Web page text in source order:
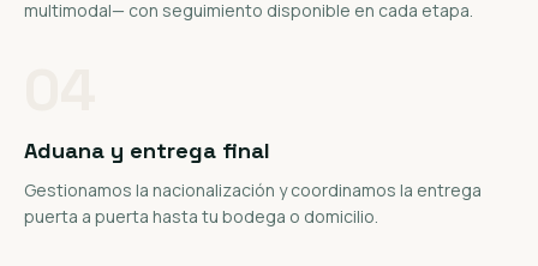
multimodal— con seguimiento disponible en cada etapa.
Aduana y entrega final
Gestionamos la nacionalización y coordinamos la entrega
puerta a puerta hasta tu bodega o domicilio.